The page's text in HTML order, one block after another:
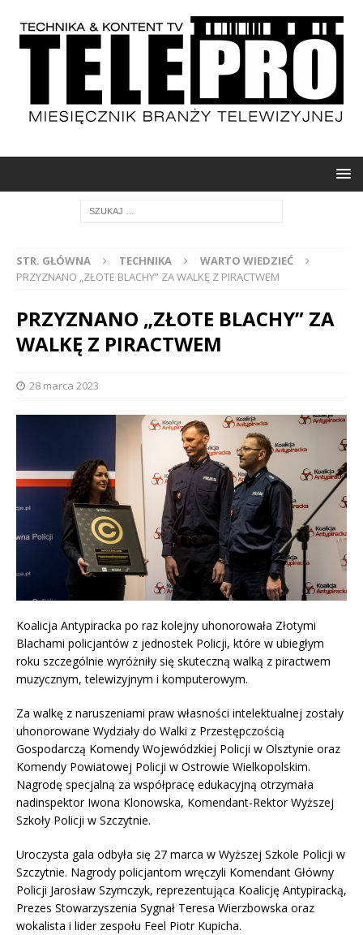
STR. GŁÓWNA TECHNIKA
WARTO WIEDZIEĆ
PRZYZNANO „ZŁOTE BLACHY” ZA WALKĘ Z PIRACTWEM
PRZYZNANO „ZŁOTE BLACHY” ZA
WALKĘ Z PIRACTWEM
28 marca 2023
Koalicja Antypiracka po raz kolejny uhonorowała Złotymi
Blachami policjantów z jednostek Policji, które w ubiegłym
roku szczególnie wyróżniły się skuteczną walką z piractwem
muzycznym, telewizyjnym i komputerowym.
Za walkę z naruszeniami praw własności intelektualnej zostały
uhonorowane Wydziały do Walki z Przestępczością
Gospodarczą Komendy Wojewódzkiej Policji w Olsztynie oraz
Komendy Powiatowej Policji w Ostrowie Wielkopolskim.
Nagrodę specjalną za współpracę edukacyjną otrzymała
nadinspektor Iwona Klonowska, Komendant-Rektor Wyższej
Szkoły Policji w Szczytnie.
Uroczysta gala odbyła się 27 marca w Wyższej Szkole Policji w
Szczytnie. Nagrody policjantom wręczyli Komendant Główny
Policji Jarosław Szymczyk, reprezentująca Koalicję Antypiracką,
Prezes Stowarzyszenia Sygnał Teresa Wierzbowska oraz
wokalista i lider zespołu Feel Piotr Kupicha.